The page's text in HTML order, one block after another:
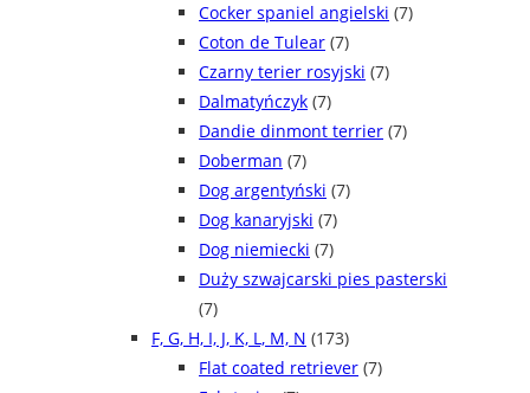
Cocker spaniel angielski (7)
Coton de Tulear (7)
Czarny terier rosyjski (7)
Dalmatyńczyk (7)
Dandie dinmont terrier (7)
Doberman (7)
Dog argentyński (7)
Dog kanaryjski (7)
Dog niemiecki (7)
Duży szwajcarski pies pasterski
(7)
F, G, H, I, J, K, L, M, N (173)
Flat coated retriever (7)